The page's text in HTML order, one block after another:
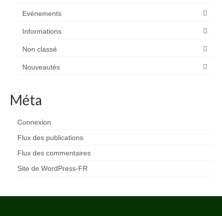
Evénements
Informations
Non classé
Nouveautés
Méta
Connexion
Flux des publications
Flux des commentaires
Site de WordPress-FR